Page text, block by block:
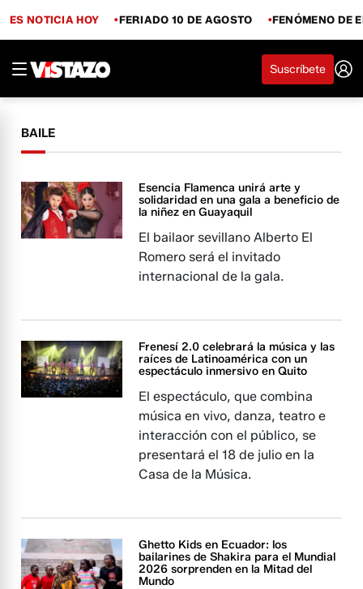
ES NOTICIA HOY FERIADO 10 DE AGOSTO FENÓMENO DE
Suscríbete
BAILE
Esencia Flamenca unirá arte y
solidaridad en una gala a beneficio de
la niñez en Guayaquil
El bailaor sevillano Alberto El
Romero será el invitado
internacional de la gala.
Frenesí 2.0 celebrará la música y las
raíces de Latinoamérica con un
espectáculo inmersivo en Quito
El espectáculo, que combina
música en vivo, danza, teatro e
interacción con el público, se
presentará el 18 de julio en la
Casa de la Música.
Ghetto Kids en Ecuador: los
bailarines de Shakira para el Mundial
2026 sorprenden en la Mitad del
Mundo